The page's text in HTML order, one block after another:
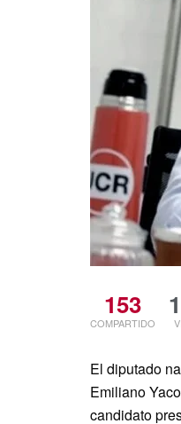
153
COMPARTIDO
El diputado
Emiliano
candidato